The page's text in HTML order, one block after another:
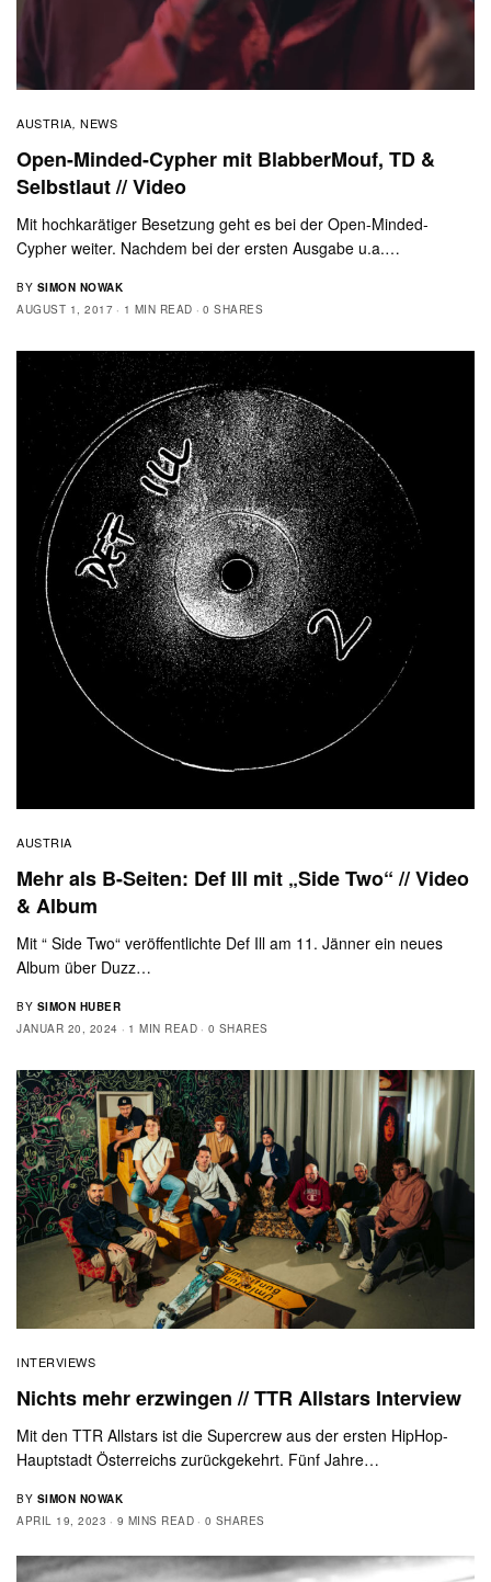
AUSTRIA, NEWS
Open-Minded-Cypher mit BlabberMouf, TD &
Selbstlaut // Video
Mit hochkarätiger Besetzung geht es bei der Open-Minded-
Cypher weiter. Nachdem bei der ersten Ausgabe u.a.…
BY SIMON NOWAK
AUGUST 1, 2017
1 MIN READ 0 SHARES
AUSTRIA
Mehr als B-Seiten: Def Ill mit „Side Two“ // Video
& Album
Mit “ Side Two“ veröffentlichte Def Ill am 11. Jänner ein neues
Album über Duzz…
BY SIMON HUBER
JANUAR 20, 2024
1 MIN READ 0 SHARES
INTERVIEWS
Nichts mehr erzwingen // TTR Allstars Interview
Mit den TTR Allstars ist die Supercrew aus der ersten HipHop-
Hauptstadt Österreichs zurückgekehrt. Fünf Jahre…
BY SIMON NOWAK
APRIL 19, 2023
9 MINS READ 0 SHARES